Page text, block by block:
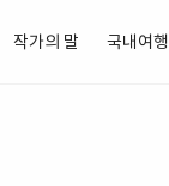
작가의 말 국내여행